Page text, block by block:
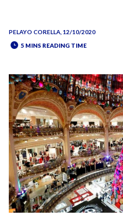
PELAYO CORELLA , 12/10/2020
5 MINS READING TIME